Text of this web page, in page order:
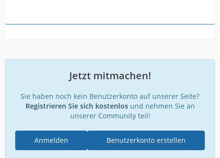
Jetzt mitmachen!
Sie haben noch kein Benutzerkonto auf unserer Seite?
Registrieren Sie sich kostenlosund nehmen Sie an
unserer Community teil!
Benutzerkonto erstellen
Anmelden